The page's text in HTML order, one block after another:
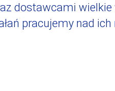
dostawcami
pracujemy nad